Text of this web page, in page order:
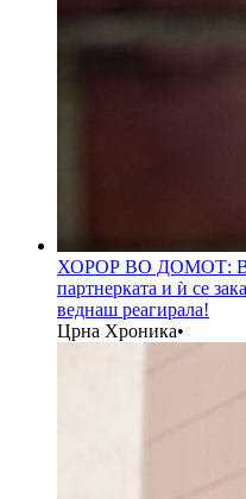
ХОРОР ВО ДОМОТ:
партнерката и ѝ се
веднаш реагирала!
Црна Хроника•